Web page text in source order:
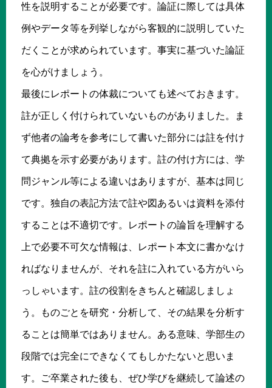
性を説明することが必要です。論証に際しては具体
例やデータ等を列挙しながら客観的に説明していた
だくことが求められています。事実に基づいた論証
を心がけましょう。
最後にレポートの体裁についても述べておきます。
註が正しく付けられていないものがありました。ま
ず他者の論考を参考にして書いた部分には註を付け
て典拠を示す必要があります。註の付け方には、学
問ジャンル等による違いはありますが、基本は同じ
です。独自の表記方法で註や図あるいは資料を添付
することは不適切です。レポートの論旨を理解する
上で必要不可欠な情報は、レポート本文に書かなけ
ればなりませんが、それを註に入れている方がいら
っしゃいます。註の役割をきちんと確認しましょ
う。ものごとを研究・分析して、その結果を分析す
ることは簡単ではありません。ある意味、学部生の
段階では完全にできなくてもしかたないと思いま
す。ご卒業された後も、ぜひ学びを継続して論述の